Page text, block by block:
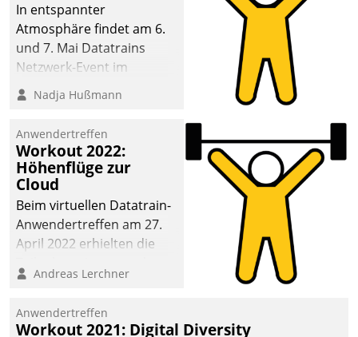
In entspannter
Atmosphäre findet am 6.
und 7. Mai Datatrains
Netzwerk-Event im
Kunden- und Partnerkreis
statt. Zentrale Frage: Wie
Mammutprojekte
meistern und Workloads
wuppen – bei zunehmend
anspruchsvollen
Aufgaben und
abnehmendem
Nadja Hußmann
Anwendertreffen
Workout 2022:
Höhenflüge zur
Cloud
Beim virtuellen Datatrain-
Anwendertreffen am 27.
April 2022 erhielten die
Teilnehmer kurzweilige
Cloud-Strategien und -
Andreas Lerchner
Anwendertreffen
Workout 2021: Digital Diversity